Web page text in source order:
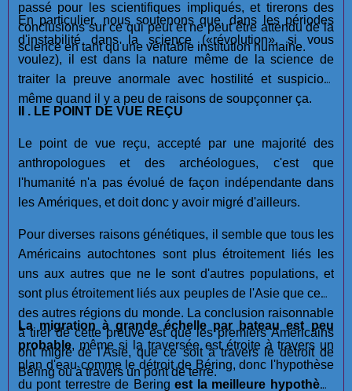
passé pour les scientifiques impliqués, et tirerons des
conclusions sur ce qui peut et ne peut être attendu de la
science en tant qu'une véritable institution humaine.
En particulier, nous soutenons que, dans les périodes
d'instabilité dans la science («révolution», si vous
voulez), il est dans la nature même de la science de
traiter la preuve anormale avec hostilité et suspicion,
même quand il y a peu de raisons de soupçonner ça.
II . LE POINT DE VUE REÇU
Le point de vue reçu, accepté par une majorité des
anthropologues et des archéologues, c'est que
l'humanité n'a pas évolué de façon indépendante dans
les Amériques, et doit donc y avoir migré d'ailleurs.
Pour diverses raisons génétiques, il semble que tous les
Américains autochtones sont plus étroitement liés les
uns aux autres que ne le sont d'autres populations, et
sont plus étroitement liés aux peuples de l'Asie que ceux
des autres régions du monde. La conclusion raisonnable
à tirer de cette preuve est que les premiers Américains
ont migré de l'Asie, que ce soit à travers le détroit de
Béring ou à travers un pont de terre.
La migration à grande échelle par bateau est peu
probable, même si la traversée est étroite à travers un
plan d'eau comme le détroit de Béring, donc l'hypothèse
du pont terrestre de Bering est la meilleure hypothèse